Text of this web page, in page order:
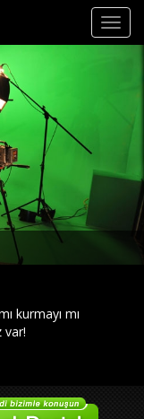
kurmayı mı
var!